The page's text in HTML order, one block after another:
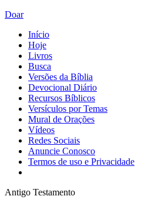
Doar
Início
Hoje
Livros
Busca
Versões da Bíblia
Devocional Diário
Recursos Bíblicos
Versículos por Temas
Mural de Orações
Vídeos
Redes Sociais
Anuncie Conosco
Termos de uso e Privacidade
Antigo Testamento